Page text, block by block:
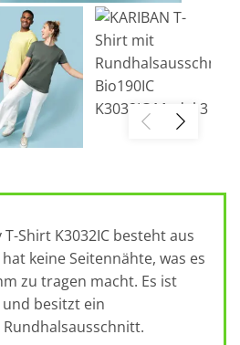
T-Shirt K3032IC besteht aus
keine Seitennähte, was es
zu tragen macht. Es ist
besitzt ein